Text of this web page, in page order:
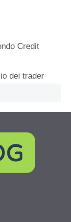
Credit
dei trader